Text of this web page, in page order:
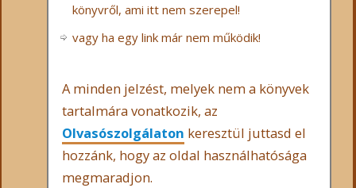
könyvről, ami itt nem szerepel!
vagy ha egy link már nem működik!
A minden jelzést, melyek nem a könyvek
tartalmára vonatkozik, az
Olvasószolgálaton keresztül juttasd el
hozzánk, hogy az oldal használhatósága
megmaradjon.